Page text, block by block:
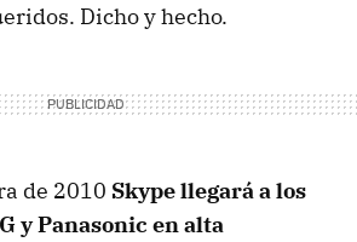
Dicho y hecho.
de 2010 Skype llegará a los
y Panasonic en alta